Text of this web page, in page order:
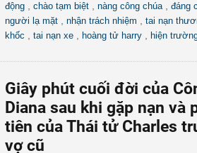
động
chào tạm biệt nàng công chúa đáng
người lạ mặt nhận trách nhiệm tai nạn
khốc
tai nạn xe hoàng tử harry hiện
Giây phút cuối đời của
Diana sau khi gặp nạn và
tiên của Thái tử Charles
vợ cũ